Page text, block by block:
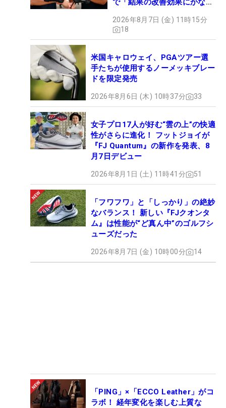
で「結果の改善効果にかなり
2026年8月7日 (金) 11時15分
18
米国キャロウェイ、PGAツアー選
手たちが使用するノーメッキブレー
ドを限定発売
2026年8月6日 (木) 10時37分 33
女子プロ17人が好む“雲の上”の快適
性がさらに進化！ フットジョイが
『FJ Quantum』の新作を発表、8
月7日デビュー
2026年8月1日 (土) 11時41分 51
「フワフワ」と「しっかり」の絶妙
なバランス！ 新しい『FJクオンタ
ム』は性能が“ど真ん中”のゴルフシ
ューズだった
2026年8月7日 (金) 10時00分 14
「PING」×「ECCO Leather」がコ
ラボ！ 経年変化を楽しむ上質な